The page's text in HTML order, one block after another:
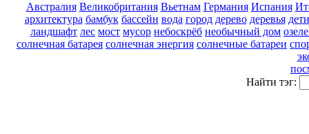
Австралия Великобритания Вьетнам Германия Испания
архитектура бамбук бассейн вода город дерево деревья дети
ландшафт лес мост мусор небоскрёб необычный дом
солнечная батарея солнечная энергия солнечные батареи
Найти тэг: